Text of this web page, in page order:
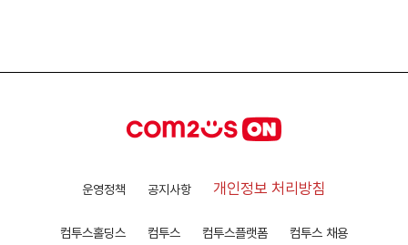
운영정책 공지사항 개인정보 처리방침
컴투스홀딩스 컴투스 컴투스플랫폼 컴투스 채용